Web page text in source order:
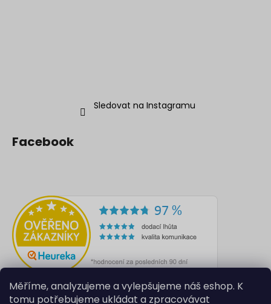
Měříme, analyzujeme a vylepšujeme náš eshop. K
tomu potřebujeme ukládat a zpracovávat
Sledovat na Instagramu
Facebook